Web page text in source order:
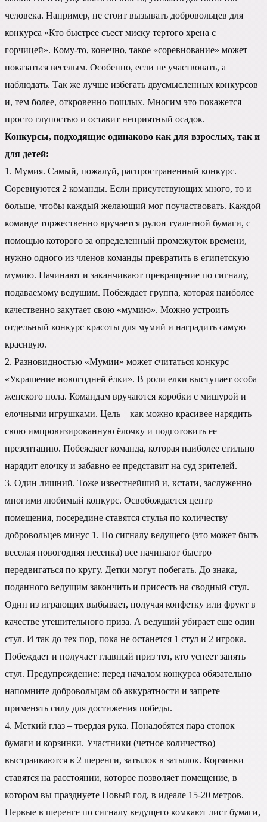
человека. Например, не стоит вызывать добровольцев для
конкурса «Кто быстрее съест миску тертого хрена с
горчицей». Кому-то, конечно, такое «соревнование» может
показаться веселым. Особенно, если не участвовать, а
наблюдать. Так же лучше избегать двусмысленных конкурсов
и, тем более, откровенно пошлых. Многим это покажется
просто глупостью и оставит неприятный осадок.
Конкурсы, подходящие одинаково как для взрослых, так и
для детей:
1. Мумия. Самый, пожалуй, распространенный конкурс.
Соревнуются 2 команды. Если присутствующих много, то и
больше, чтобы каждый желающий мог поучаствовать. Каждой
команде торжественно вручается рулон туалетной бумаги, с
помощью которого за определенный промежуток времени,
нужно одного из членов команды превратить в египетскую
мумию. Начинают и заканчивают превращение по сигналу,
подаваемому ведущим. Побеждает группа, которая наиболее
качественно закутает свою «мумию». Можно устроить
отдельный конкурс красоты для мумий и наградить самую
красивую.
2. Разновидностью «Мумии» может считаться конкурс
«Украшение новогодней ёлки». В роли елки выступает особа
женского пола. Командам вручаются коробки с мишурой и
елочными игрушками. Цель – как можно красивее нарядить
свою импровизированную ёлочку и подготовить ее
презентацию. Побеждает команда, которая наиболее стильно
нарядит елочку и забавно ее представит на суд зрителей.
3. Один лишний. Тоже известнейший и, кстати, заслуженно
многими любимый конкурс. Освобождается центр
помещения, посередине ставятся стулья по количеству
добровольцев минус 1. По сигналу ведущего (это может быть
веселая новогодняя песенка) все начинают быстро
передвигаться по кругу. Детки могут побегать. До знака,
поданного ведущим закончить и присесть на сводный стул.
Один из играющих выбывает, получая конфетку или фрукт в
качестве утешительного приза. А ведущий убирает еще один
стул. И так до тех пор, пока не останется 1 стул и 2 игрока.
Побеждает и получает главный приз тот, кто успеет занять
стул. Предупреждение: перед началом конкурса обязательно
напомните добровольцам об аккуратности и запрете
применять силу для достижения победы.
4. Меткий глаз – твердая рука. Понадобятся пара стопок
бумаги и корзинки. Участники (четное количество)
выстраиваются в 2 шеренги, затылок в затылок. Корзинки
ставятся на расстоянии, которое позволяет помещение, в
котором вы празднуете Новый год, в идеале 15-20 метров.
Первые в шеренге по сигналу ведущего комкают лист бумаги,